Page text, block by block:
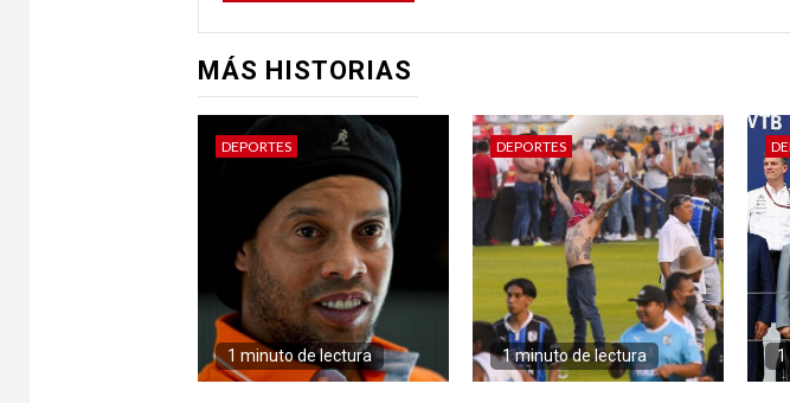
MÁS HISTORIAS
DEPORTES
1 minuto de lectura
DEPORTES
1 minuto de lectura 1